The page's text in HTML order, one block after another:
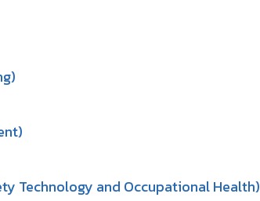
Technology and Occupational Health)